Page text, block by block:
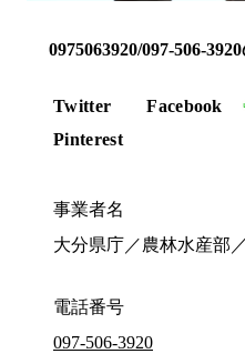
0975063920/097-506-
Twitter Facebook
Pinterest
事業者名
大分県庁／農林水産部
電話番号
097-506-3920